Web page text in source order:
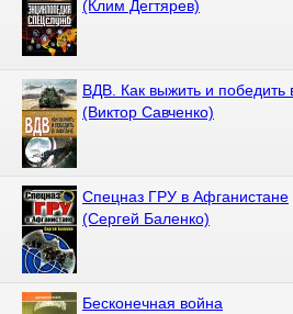
(Клим Дегтярев)
ВДВ. Как выжить и победить
(Виктор Савченко)
Спецназ ГРУ в Афганистане
(Сергей Баленко)
Бесконечная война